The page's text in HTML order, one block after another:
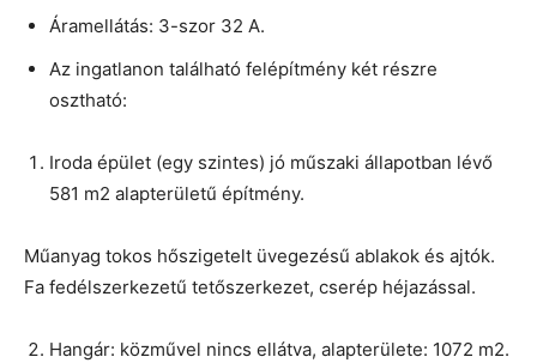
Áramellátás: 3-szor 32 A.
Az ingatlanon található felépítmény két részre
osztható:
Iroda épület (egy szintes) jó műszaki állapotban lévő
581 m2 alapterületű építmény.
Műanyag tokos hőszigetelt üvegezésű ablakok és ajtók.
Fa fedélszerkezetű tetőszerkezet, cserép héjazással.
Hangár: közművel nincs ellátva, alapterülete: 1072 m2.